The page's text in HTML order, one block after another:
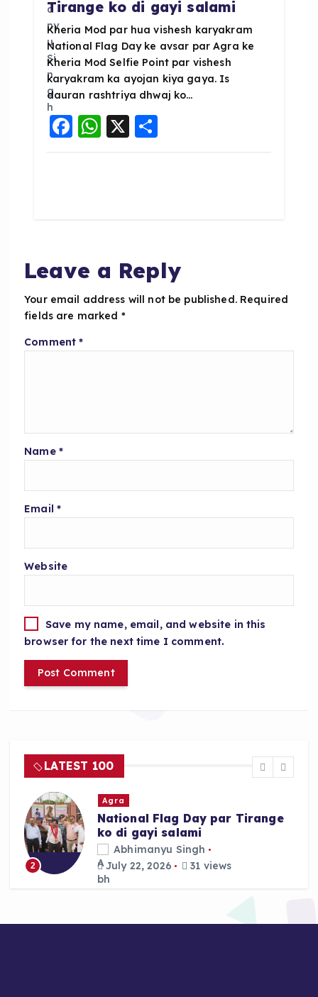
Tirange ko di gayi salami
Kheria Mod par hua vishesh karyakram
National Flag Day ke avsar par Agra ke
Kheria Mod Selfie Point par vishesh
karyakram ka ayojan kiya gaya. Is
dauran rashtriya dhwaj ko…
F
a
o
k
W
h
p
X S
h
Leave a Reply
Your email address will not be published. Required
fields are marked *
Comment*
Name *
Email *
Website
Save my name, email, and website in this
browser for the next time I comment.
LATEST 100
2
Agra
National Flag Day par Tirange
ko di gayi salami
Abhimanyu Singh
July 22, 2026
31 views